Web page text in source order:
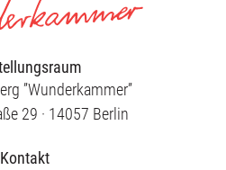
”Wunderkammer”
29 · 14057 Berlin
Kontakt